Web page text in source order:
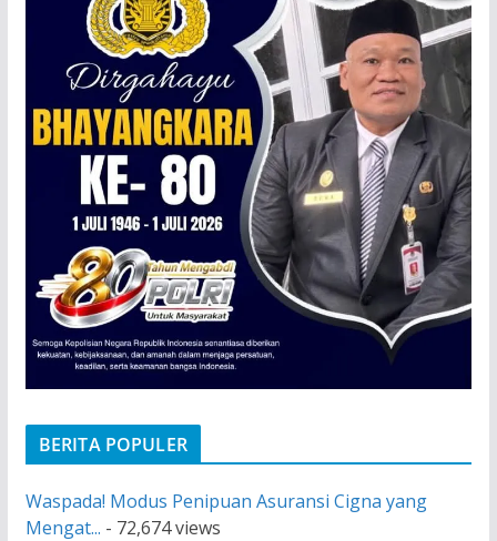
BERITA POPULER
Waspada! Modus Penipuan Asuransi Cigna yang
Mengat... - 72,674 views